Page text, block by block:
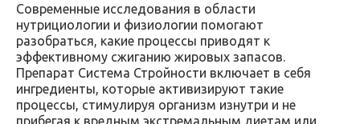
Современные исследования в области
нутрициологии и физиологии помогают
разобраться, какие процессы приводят к
эффективному сжиганию жировых запасов.
Препарат Система Стройности включает в себя
ингредиенты, которые активизируют такие
процессы, стимулируя организм изнутри и не
прибегая к вредным экстремальным диетам или